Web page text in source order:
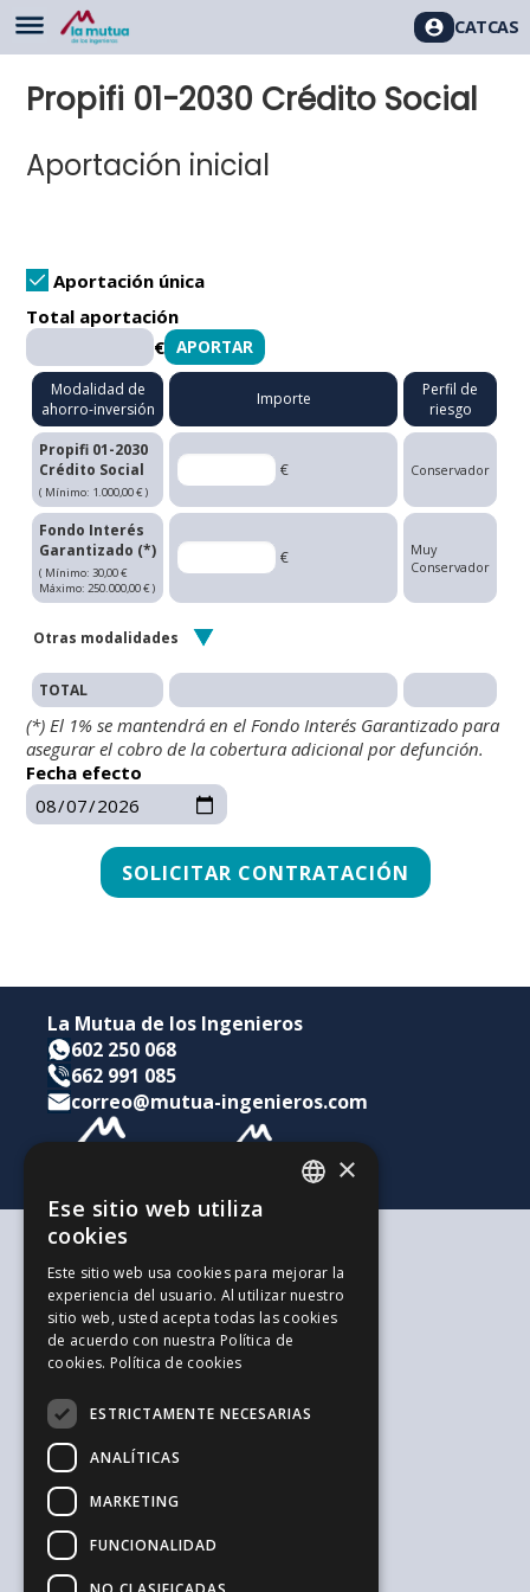
CATCAS
Propifi 01-2030 Crédito Social
Aportación inicial
Aportación única
Total aportación
€
Modalidad de
ahorro-inversión
Importe
Perfil de
riesgo
Propifi 01-2030
Crédito Social
( Mínimo: 1.000,00 € )
€ Conservador
Fondo Interés
Garantizado (*)
( Mínimo: 30,00 €
Máximo: 250.000,00 € )
€
Muy
Conservador
Otras modalidades
TOTAL
(*) El 1% se mantendrá en el Fondo Interés Garantizado para
asegurar el cobro de la cobertura adicional por defunción.
Fecha efecto
La Mutua de los Ingenieros
602 250 068
662 991 085
correo@mutua-ingenieros.com
Según tus necesidades
Para ti y tu familia
Para tus ahorros e inversiones
Para tu empresa
La alternativa a los Autónomos
Trabaja con nosotros
El Blog de la Ingeniería
Blog de Jovenes Inspirit Mutua
El Blog de Sepreco
Sugerencias y Reclamaciones
Información general y seguridad
Aviso legal
Política de privacidad
ENGLISH
×
Ese sitio web utiliza
cookies
Este sitio web usa cookies para mejorar la
experiencia del usuario. Al utilizar nuestro
sitio web, usted acepta todas las cookies
de acuerdo con nuestra Política de
cookies. Política de cookies
ESTRICTAMENTE NECESARIAS
ANALÍTICAS
MARKETING
FUNCIONALIDAD